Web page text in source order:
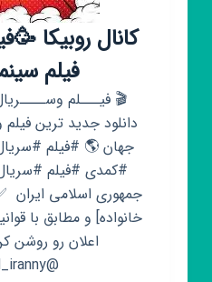
کانال روبیکا
فیلم
🎬 فیـــلم
دانلود جدید ترین
جهان 🌎 #فیلم
جمهوری اسلامی ایران
خانواده] و مطابق با
اعلان رو روشن
@seryall_iranny